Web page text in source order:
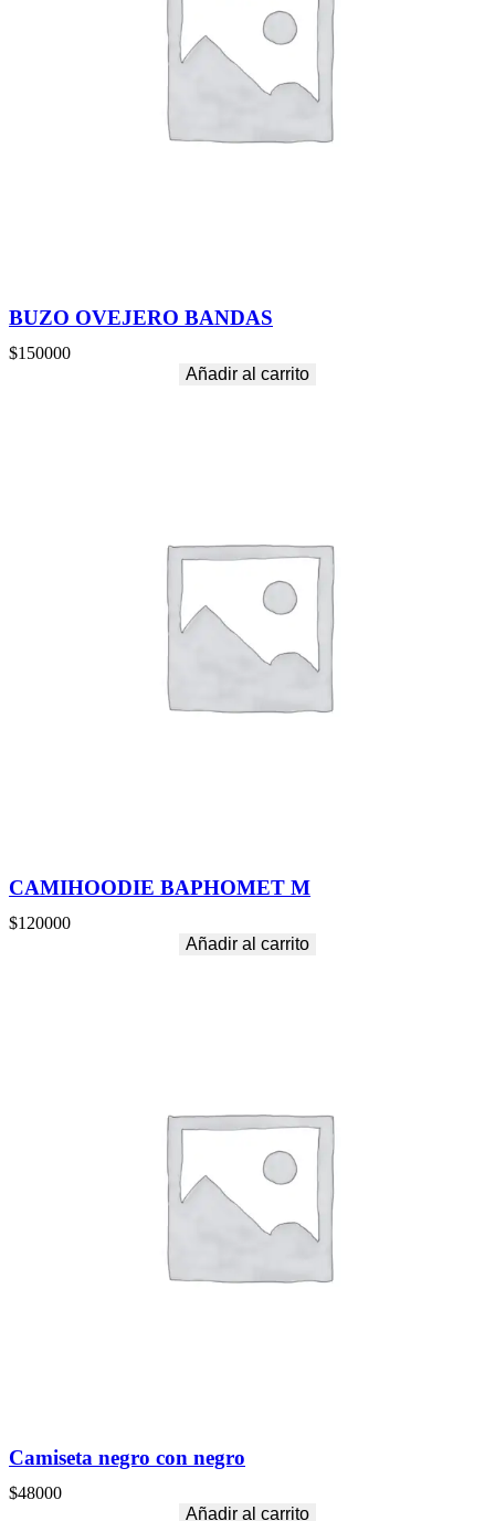
BUZO OVEJERO BANDAS
$150000
Añadir al carrito
CAMIHOODIE BAPHOMET M
$120000
Añadir al carrito
Camiseta negro con negro
$48000
Añadir al carrito